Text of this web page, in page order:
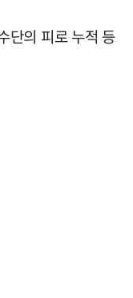
단의 피로 누적 등